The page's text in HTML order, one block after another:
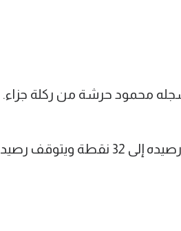
وفي نفس الجولة فاز مسار على وي بهدف سمير بلية ليرتفع رصيده إلى 32 نقطة ويتوقف رصيد